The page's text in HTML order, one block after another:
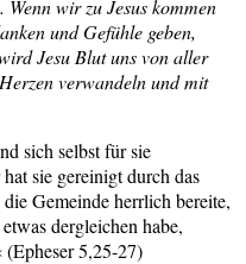
wir zu Jesus kommen
und Gefühle geben,
Jesu Blut uns von aller
verwandeln und mit
sich selbst für sie
sie gereinigt durch das
Gemeinde herrlich bereite,
dergleichen habe,
5,25-27)